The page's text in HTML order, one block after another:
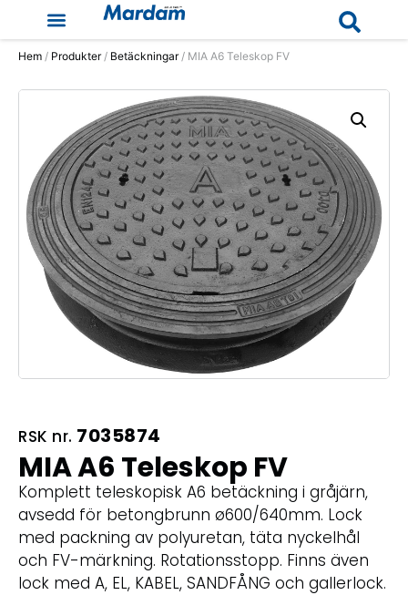
Hem / Produkter/ Betäckningar/ MIA A6 Teleskop FV
RSK nr. 7035874
MIA A6 Teleskop FV
Komplett teleskopisk A6 betäckning i gråjärn,
avsedd för betongbrunn ø600/640mm. Lock
med packning av polyuretan, täta nyckelhål
och FV-märkning. Rotationsstopp. Finns även
lock med A, EL, KABEL, SANDFÅNG och gallerlock.